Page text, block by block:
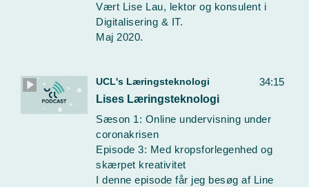
Vært Lise Lau, lektor og konsulent i
Digitalisering & IT.
Maj 2020.
34:15
UCL's Læringsteknologi
Lises Læringsteknologi
Sæson 1: Online undervisning under
coronakrisen
Episode 3: Med kropsforlegenhed og
skærpet kreativitet
I denne episode får jeg besøg af Line